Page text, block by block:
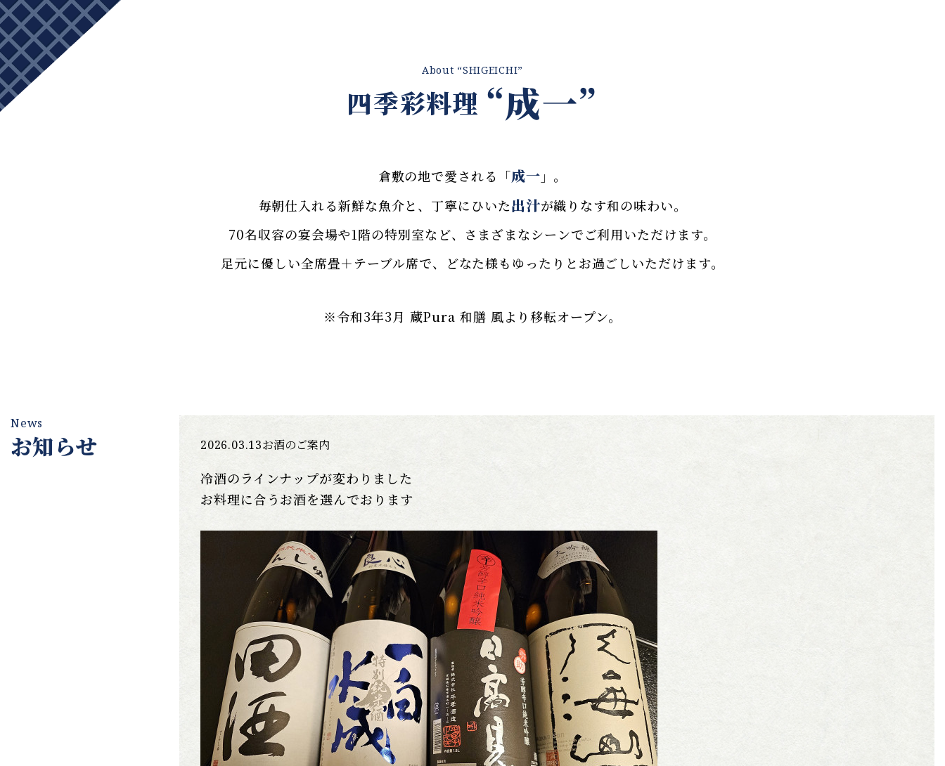
About “SHIGEICHI”
四季彩料理 “成一”
倉敷の地で愛される「成一 」。
毎朝仕入れる新鮮な魚介と、丁寧にひいた出汁が織りなす和の味わい。
70名収容の宴会場や1階の特別室など、さまざまなシーンでご利用いただけます。
足元に優しい全席畳＋テーブル席で、どなた様もゆったりとお過ごしいただけます。
※令和3年3月 蔵Pura 和膳 風より移転オープン。
News
お知らせ 2026.03.13お酒のご案内
冷酒のラインナップが変わりました
お料理に合うお酒を選んでおります